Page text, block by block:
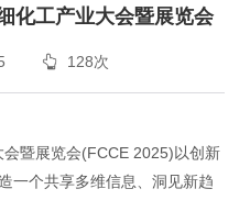
化工产业大会暨展览会
128次
暨展览会(FCCE 2025)以创新
一个共享多维信息、洞见新趋